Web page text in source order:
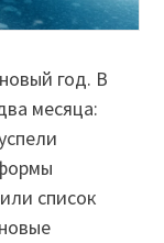
год. В
месяца:
список